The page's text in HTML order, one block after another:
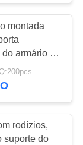
montada
armário do
do
rodízios,
suporte do